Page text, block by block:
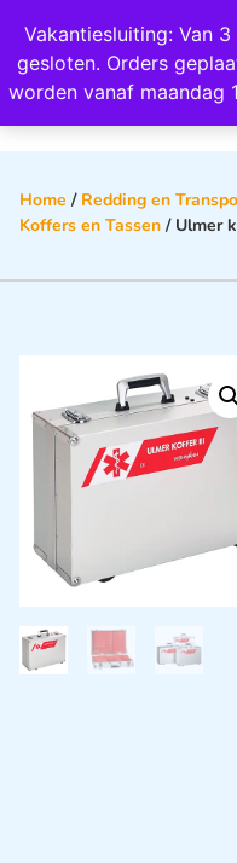
Vakantiesluiting: Van
gesloten. Orders
worden vanaf maandag
Wij
Home / Redding en
Koffers en Tassen / Ulmer